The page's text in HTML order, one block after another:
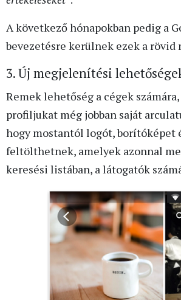
A következő hónapokban pedig a
bevezetésre kerülnek ezek a rövid
3. Új megjelenítési
Remek lehetőség a cégek
profiljukat még jobban saját
hogy mostantól logót, borítóképet
feltölthetnek, amelyek azonnal
keresési listában, a látogatók